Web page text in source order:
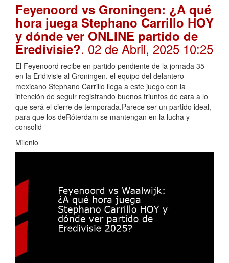
Feyenoord vs Groningen: ¿A qué
hora juega Stephano Carrillo HOY
y dónde ver ONLINE partido de
Eredivisie?. 02 de Abril, 2025 10:25
El Feyenoord recibe en partido pendiente de la jornada 35
en la Eridivisie al Groningen, el equipo del delantero
mexicano Stephano Carrillo llega a este juego con la
intención de seguir registrando buenos triunfos de cara a lo
que será el cierre de temporada.Parece ser un partido ideal,
para que los deRóterdam se mantengan en la lucha y
consolid
Milenio